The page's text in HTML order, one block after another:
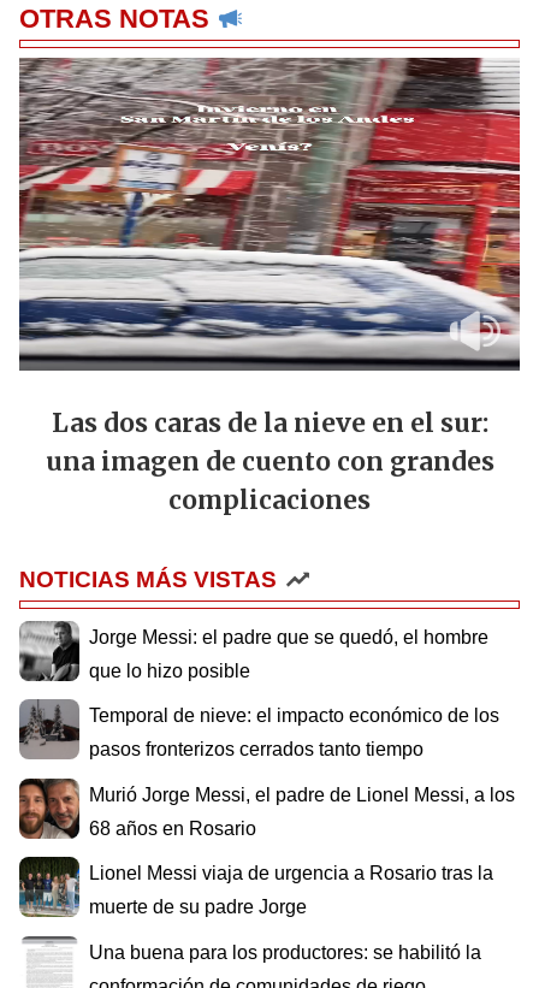
OTRAS NOTAS
Las dos caras de la nieve en el sur:
una imagen de cuento con grandes
complicaciones
NOTICIAS MÁS VISTAS
Jorge Messi: el padre que se quedó, el hombre
que lo hizo posible
Temporal de nieve: el impacto económico de los
pasos fronterizos cerrados tanto tiempo
Murió Jorge Messi, el padre de Lionel Messi, a los
68 años en Rosario
Lionel Messi viaja de urgencia a Rosario tras la
muerte de su padre Jorge
Una buena para los productores: se habilitó la